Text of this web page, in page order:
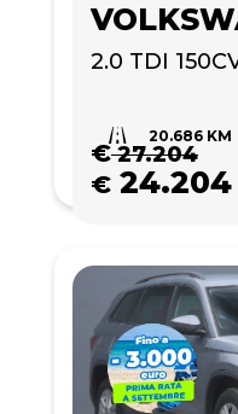
2.0 TDI
20.686 KM
€27.204
€ 24.204